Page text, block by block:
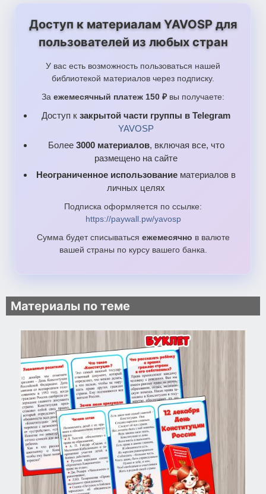
Доступ к материалам YAVOSP для
пользователей из любых стран
У вас есть возможность пользоваться нашей
библиотекой материалов через подписку.
За ежемесячный платеж 150 ₽ вы получаете:
Доступ к закрытой части группы в Telegram
YAVOSP
Более 3000 материалов, включая все, что
размещено на сайте
Неограниченное использование материалов в
личных целях
Подписка оформляется по ссылке:
https://paywall.pw/yavosp
Сумма будет списываться ежемесячно в валюте
вашей страны по курсу вашего банка.
Материалы по теме